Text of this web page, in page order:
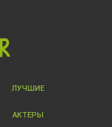
ЛУЧШИЕ
АКТЕРЫ